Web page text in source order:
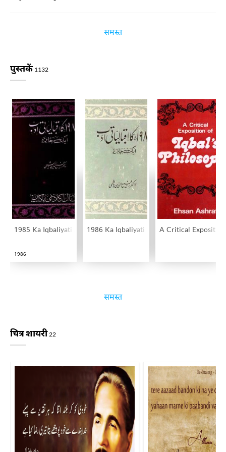
समस्त
पुस्तकें 1132
1985 Ka Iqbaliyati Adab Ek Jaiza
1986
1986 Ka Iqbaliyati Adab Ek Jaiza
A Critical
समस्त
चित्र शायरी22